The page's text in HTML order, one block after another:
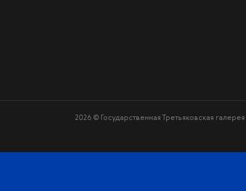
2026 © Государственная Третьяковская галерея